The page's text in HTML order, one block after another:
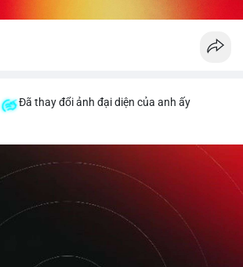
Đã thay đổi ảnh đại diện của anh ấy